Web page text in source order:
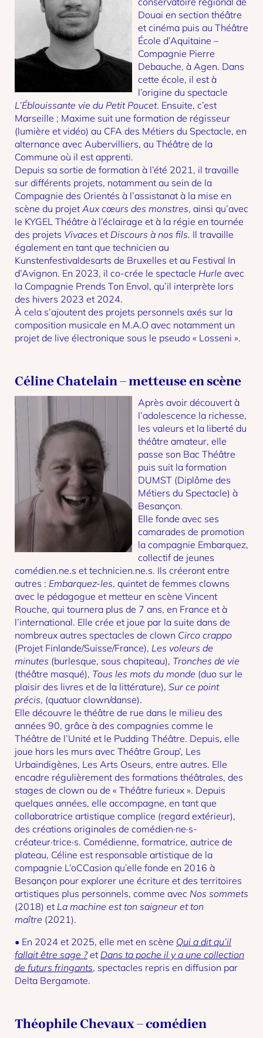
Douai en section théâtre
et cinéma puis au Théâtre
École d’Aquitaine –
Compagnie Pierre
Debauche, à Agen. Dans
cette école, il est à
l’origine du spectacle
L’Éblouissante vie du Petit Poucet. Ensuite, c’est
Marseille ; Maxime suit une formation de régisseur
(lumière et vidéo) au CFA des Métiers du Spectacle, en
alternance avec Aubervilliers, au Théâtre de la
Commune où il est apprenti.
Depuis sa sortie de formation à l’été 2021, il travaille
sur différents projets, notamment au sein de la
Compagnie des Orientés à l’assistanat à la mise en
scène du projet Aux cœurs des monstres, ainsi qu’avec
le KYGEL Théâtre à l’éclairage et à la régie en tournée
des projets Vivaces et Discours à nos fils. Il travaille
également en tant que technicien au
Kunstenfestivaldesarts de Bruxelles et au Festival In
d’Avignon. En 2023, il co-crée le spectacle Hurle avec
la Compagnie Prends Ton Envol, qu’il interprète lors
des hivers 2023 et 2024.
À cela s’ajoutent des projets personnels axés sur la
composition musicale en M.A.O avec notamment un
projet de live électronique sous le pseudo « Losseni ».
Céline Chatelain – metteuse en scène
Après avoir découvert à
l’adolescence la richesse,
les valeurs et la liberté du
théâtre amateur, elle
passe son Bac Théâtre
puis suit la formation
DUMST (Diplôme des
Métiers du Spectacle) à
Besançon.
Elle fonde avec ses
camarades de promotion
la compagnie Embarquez,
collectif de jeunes
comédien.ne.s et technicien.ne.s. Ils créeront entre
autres : Embarquez-les, quintet de femmes clowns
avec le pédagogue et metteur en scène Vincent
Rouche, qui tournera plus de 7 ans, en France et à
l’international. Elle crée et joue par la suite dans de
nombreux autres spectacles de clown Circo crappo
(Projet Finlande/Suisse/France), Les voleurs de
minutes (burlesque, sous chapiteau), Tronches de vie
(théâtre masqué), Tous les mots du monde (duo sur le
plaisir des livres et de la littérature), Sur ce point
précis, (quatuor clown/danse).
Elle découvre le théâtre de rue dans le milieu des
années 90, grâce à des compagnies comme le
Théâtre de l’Unité et le Pudding Théâtre. Depuis, elle
joue hors les murs avec Théâtre Group’, Les
Urbaindigènes, Les Arts Oseurs, entre autres. Elle
encadre régulièrement des formations théâtrales, des
stages de clown ou de « Théâtre furieux ». Depuis
quelques années, elle accompagne, en tant que
collaboratrice artistique complice (regard extérieur),
des créations originales de comédien·ne·s-
créateur·trice·s. Comédienne, formatrice, autrice de
plateau, Céline est responsable artistique de la
compagnie L’oCCasion qu’elle fonde en 2016 à
Besançon pour explorer une écriture et des territoires
artistiques plus personnels, comme avec Nos sommets
(2018) et La machine est ton saigneur et ton
maître (2021).
• En 2024 et 2025, elle met en scène Qui a dit qu’il
fallait être sage ? et Dans ta poche il y a une collection
de futurs fringants, spectacles repris en diffusion par
Delta Bergamote.
Théophile Chevaux – comédien